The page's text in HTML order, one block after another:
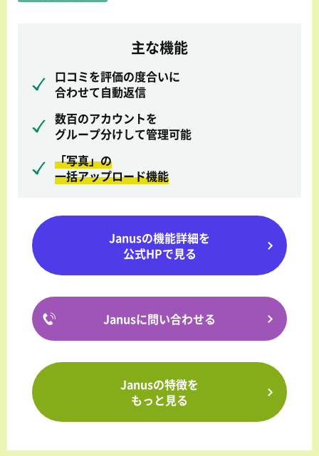
主な機能
口コミを評価の度合いに
合わせて自動返信
数百のアカウントを
グループ分けして管理可能
「写真」の
一括アップロード機能
Janusの機能詳細を
公式HPで見る
Janusに問い合わせる
Janusの特徴を
もっと見る